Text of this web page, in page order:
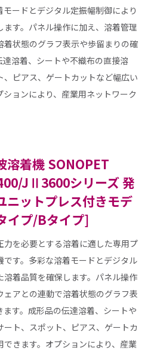
ードとデジタル定振幅制御により
す。パネル操作に加え、溶着管理
着状態のグラフ表示や歩留まりの確
溶着、シートや不織布の直接溶
ピアス、ゲートカットなど幅広い
ョンにより、産業用ネットワーク
溶着機 SONOPET
JⅡ3600シリーズ 発
ニットプレス付きモデ
イプ/Bタイプ]
力を必要とする溶着に適した専用プ
です。多彩な溶着モードとデジタル
着品質を確保します。パネル操作
ェアとの連動で溶着状態のグラフ表
す。成形品の伝達溶着、シートや
ト、スポット、ピアス、ゲートカ
できます。オプションにより、産業